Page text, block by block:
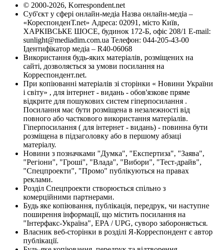
© 2000-2026, Korrespondent.net
Суб'єкт у сфері онлайн-медіа Назва онлайн-медіа –
«КореспонденТ.net» Адреса: 02091, місто Київ,
ХАРКІВСЬКЕ ШОСЕ, будинок 172-Б, офіс 208/1 E-mail:
sunlight@mediadim.com.ua Телефон: 044-205-43-00
Ідентифікатор медіа – R40-06068
Використання будь-яких матеріалів, розміщених на
сайті, дозволяється за умови посилання на
Корреспондент.net.
При копіюванні матеріалів зі сторінки « Новини України
і світу» , для інтернет - видань - обов'язкове пряме
відкрите для пошукових систем гіперпосилання .
Посилання має бути розміщена в незалежності від
повного або часткового використання матеріалів.
Гіперпосилання ( для інтернет - видань) - повинна бути
розміщена в підзаголовку або в першому абзаці
матеріалу.
Новини з позначками "Думка", "Експертиза", "Заява",
"Регіони", "Гроші", "Влада", "Вибори", "Тест-драйв",
"Спецпроекти", "Промо" публікуються на правах
реклами.
Розділ Спецпроекти створюється спільно з
комерційними партнерами.
Будь яке копіювання, публікація, передрук, чи наступне
поширення інформації, що містить посилання на
"Інтерфакс-Україна", EPA / UPG, суворо забороняється.
Власник веб-сторінки в розділі Я-Корреспондент є автор
публікації.